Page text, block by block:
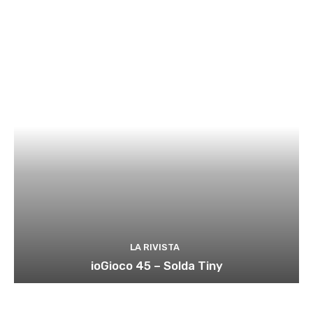
LA RIVISTA
ioGioco 45 – Solda Tiny